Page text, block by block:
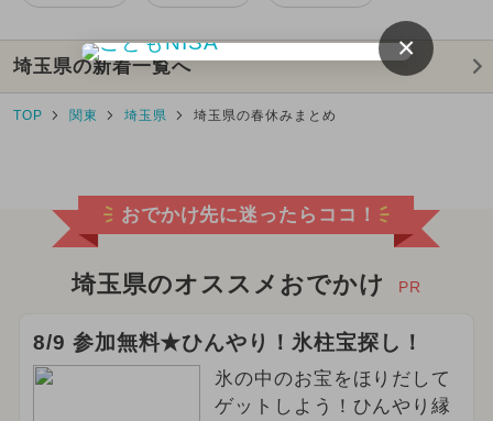
埼玉県の新着一覧へ
TOP 関東 埼玉県 埼玉県の春休みまとめ
おでかけ先に迷ったらココ！
埼玉県のオススメおでかけ PR
8/9 参加無料★ひんやり！氷柱宝探し！
氷の中のお宝をほりだして
ゲットしよう！ひんやり縁
×